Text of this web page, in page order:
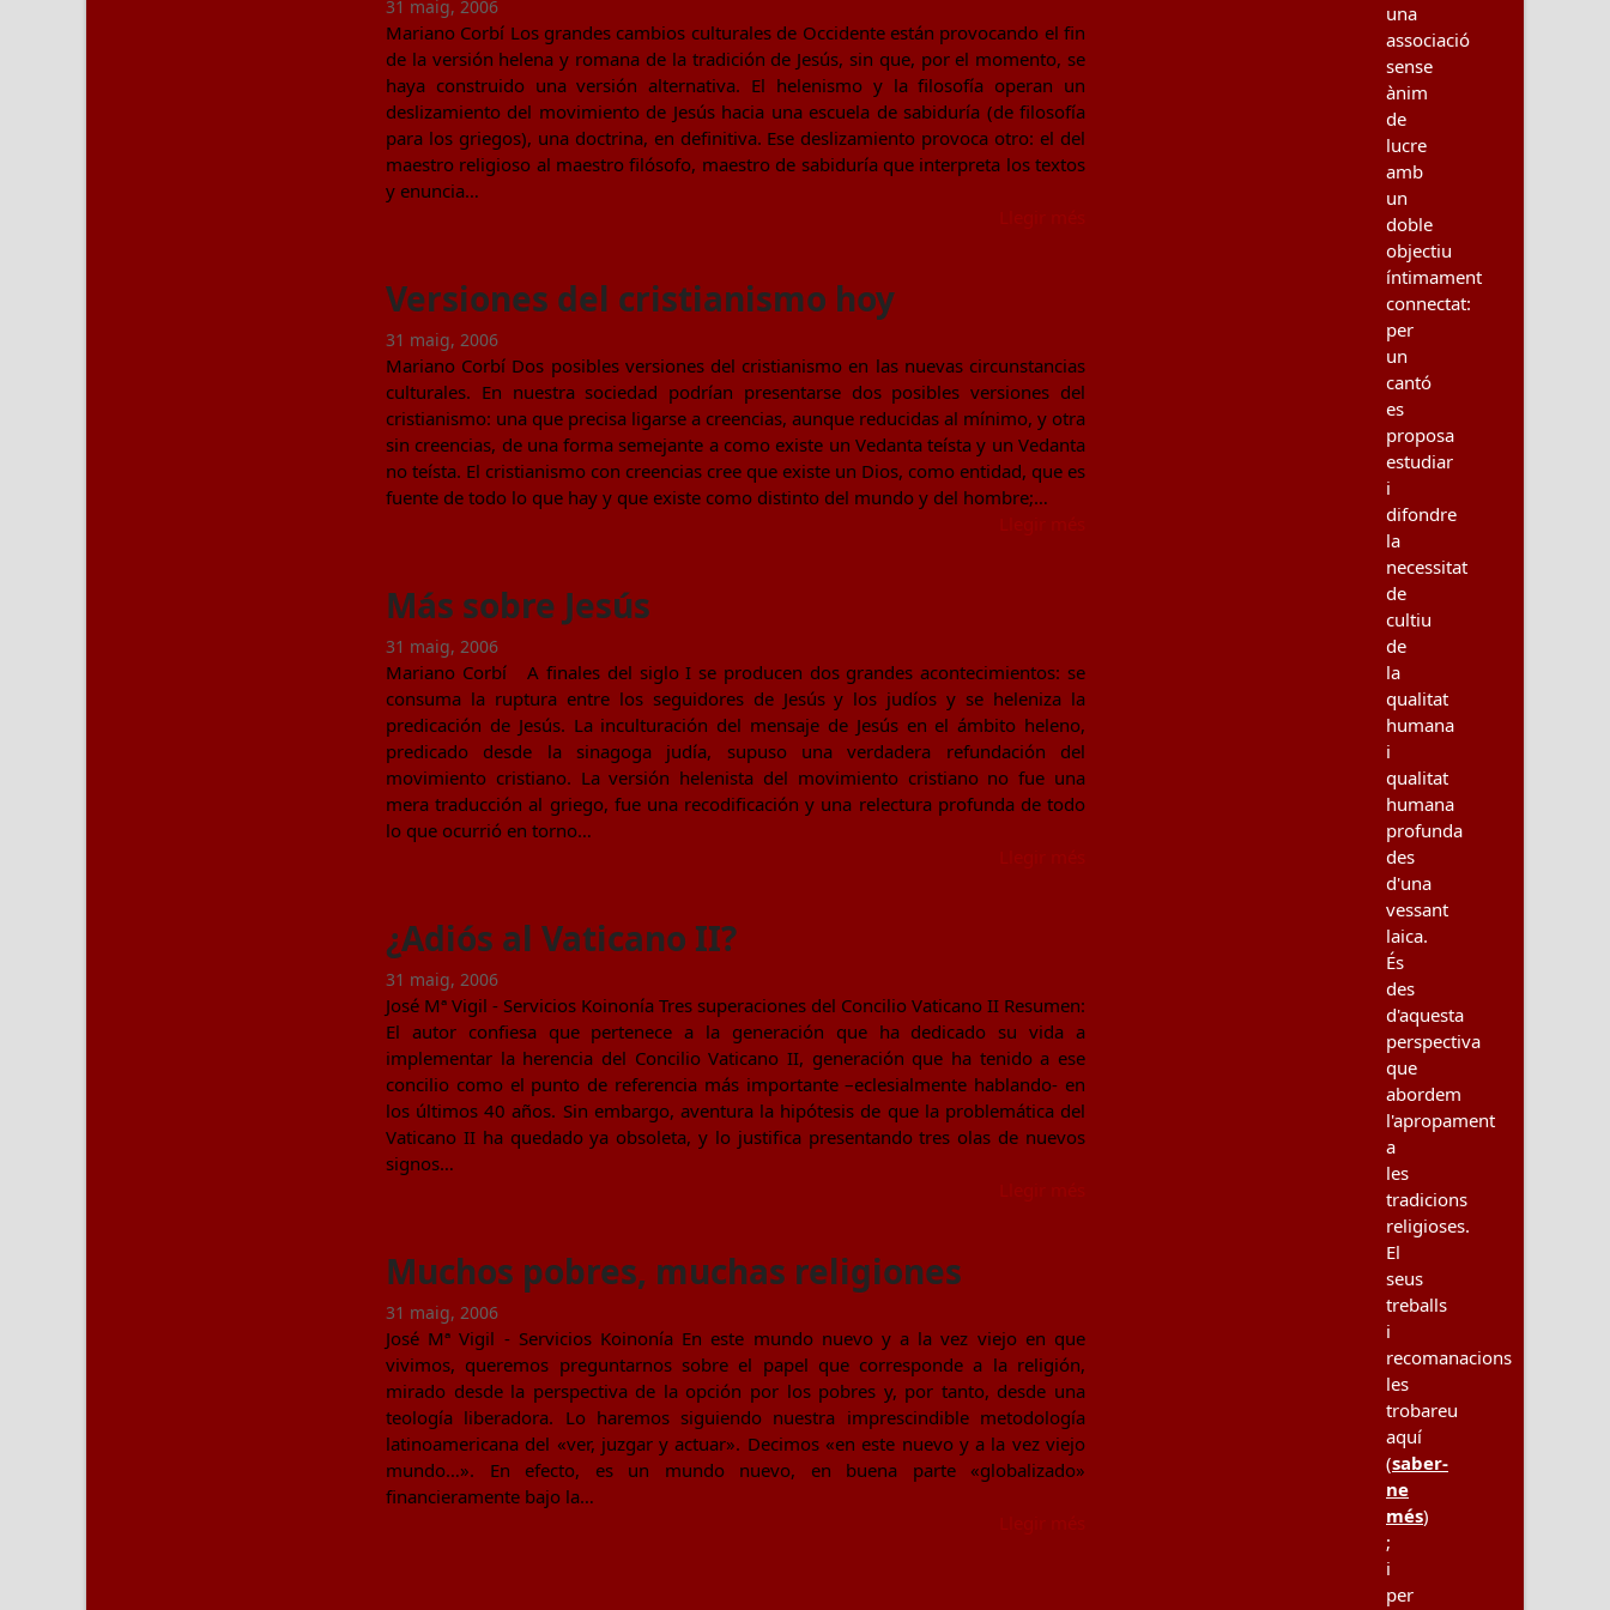
31 maig, 2006
Mariano Corbí Los grandes cambios culturales de Occidente están provocando el fin
de la versión helena y romana de la tradición de Jesús, sin que, por el momento, se
haya construido una versión alternativa. El helenismo y la filosofía operan un
deslizamiento del movimiento de Jesús hacia una escuela de sabiduría (de filosofía
para los griegos), una doctrina, en definitiva. Ese deslizamiento provoca otro: el del
maestro religioso al maestro filósofo, maestro de sabiduría que interpreta los textos
y enuncia…
Versiones del cristianismo hoy
31 maig, 2006
Mariano Corbí Dos posibles versiones del cristianismo en las nuevas circunstancias
culturales. En nuestra sociedad podrían presentarse dos posibles versiones del
cristianismo: una que precisa ligarse a creencias, aunque reducidas al mínimo, y otra
sin creencias, de una forma semejante a como existe un Vedanta teísta y un Vedanta
no teísta. El cristianismo con creencias cree que existe un Dios, como entidad, que es
fuente de todo lo que hay y que existe como distinto del mundo y del hombre;…
Más sobre Jesús
31 maig, 2006
Mariano Corbí A finales del siglo I se producen dos grandes acontecimientos: se
consuma la ruptura entre los seguidores de Jesús y los judíos y se heleniza la
predicación de Jesús. La inculturación del mensaje de Jesús en el ámbito heleno,
predicado desde la sinagoga judía, supuso una verdadera refundación del
movimiento cristiano. La versión helenista del movimiento cristiano no fue una
mera traducción al griego, fue una recodificación y una relectura profunda de todo
lo que ocurrió en torno…
¿Adiós al Vaticano II?
31 maig, 2006
José Mª Vigil - Servicios Koinonía Tres superaciones del Concilio Vaticano II Resumen:
El autor confiesa que pertenece a la generación que ha dedicado su vida a
implementar la herencia del Concilio Vaticano II, generación que ha tenido a ese
concilio como el punto de referencia más importante –eclesialmente hablando- en
los últimos 40 años. Sin embargo, aventura la hipótesis de que la problemática del
Vaticano II ha quedado ya obsoleta, y lo justifica presentando tres olas de nuevos
signos…
Muchos pobres, muchas religiones
31 maig, 2006
José Mª Vigil - Servicios Koinonía En este mundo nuevo y a la vez viejo en que
vivimos, queremos preguntarnos sobre el papel que corresponde a la religión,
mirado desde la perspectiva de la opción por los pobres y, por tanto, desde una
teología liberadora. Lo haremos siguiendo nuestra imprescindible metodología
latinoamericana del «ver, juzgar y actuar». Decimos «en este nuevo y a la vez viejo
mundo…». En efecto, es un mundo nuevo, en buena parte «globalizado»
financieramente bajo la…
una
associació
sense
ànim
de
lucre
amb
un
doble
objectiu
íntimament
connectat:
per
un
cantó
es
proposa
estudiar
i
difondre
la
necessitat
de
cultiu
de
la
qualitat
humana
i
qualitat
humana
profunda
des
d'una
vessant
laica.
És
des
d'aquesta
perspectiva
que
abordem
l'apropament
a
les
tradicions
religioses.
El
seus
treballs
i
recomanacions
les
trobareu
aquí
(saber-
ne
més)
;
i
per